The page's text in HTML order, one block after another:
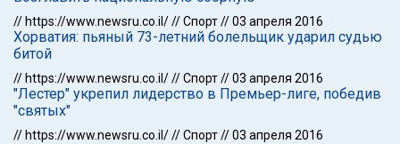
// https://www.newsru.co.il///Спорт//03 апреля 2016
Хорватия: пьяный 73-летний болельщик ударил судью
битой
// https://www.newsru.co.il///Спорт//03 апреля 2016
"Лестер" укрепил лидерство в Премьер-лиге, победив
"святых"
// https://www.newsru.co.il///Спорт//03 апреля 2016